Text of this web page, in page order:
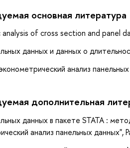
основная литература
of cross section and panel
данных и данных о
анализ
дополнительная
данных в пакете STATA :
анализ панельных данных",